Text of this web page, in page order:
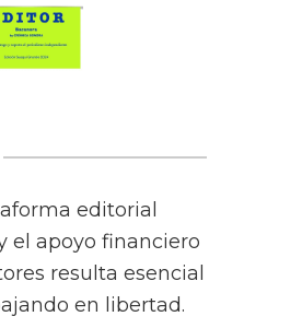
editorial
el apoyo financiero
resulta esencial
en libertad.